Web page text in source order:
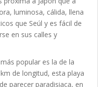
luminosa, cálida, llena
que Seúl y es fácil de
en sus calles y
popular es la de la
de longitud, esta playa
parecer paradisiaca, en